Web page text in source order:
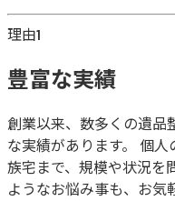
理由1
豊富な実績
創業以来、数多くの遺品
な実績があります。 個
族宅まで、規模や状況を
ようなお悩み事も、お気